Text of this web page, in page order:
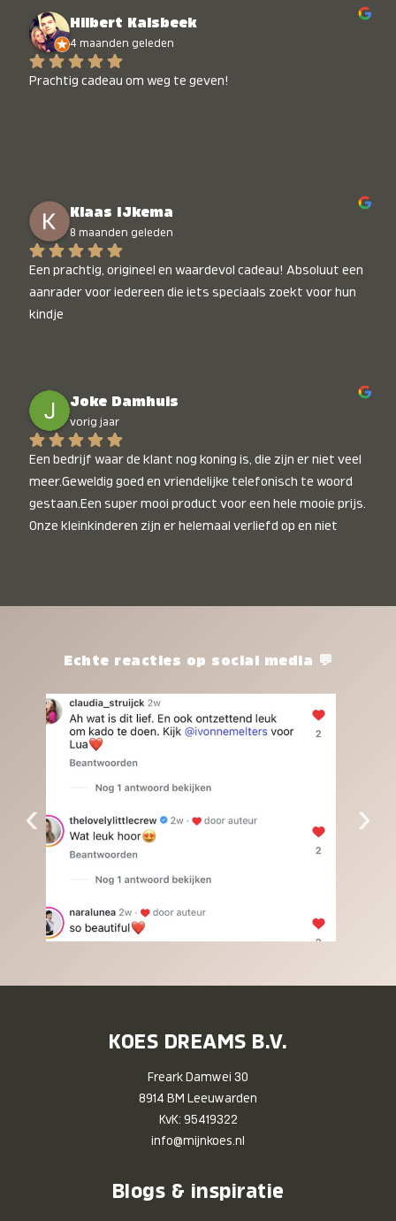
Hilbert Kalsbeek
4 maanden geleden
Prachtig cadeau om weg te geven!
Klaas IJkema
8 maanden geleden
Een prachtig, origineel en waardevol cadeau! Absoluut een
aanrader voor iedereen die iets speciaals zoekt voor hun
kindje
Joke Damhuis
vorig jaar
Een bedrijf waar de klant nog koning is, die zijn er niet veel
meer.Geweldig goed en vriendelijke telefonisch te woord
gestaan.Een super mooi product voor een hele mooie prijs.
Onze kleinkinderen zijn er helemaal verliefd op en niet
het waard.Echte reacties op social media 💬
‹ ›
KOES DREAMS B.V.
Freark Damwei 30
8914 BM Leeuwarden
KvK: 95419322
info@mijnkoes.nl
Blogs & inspiratie